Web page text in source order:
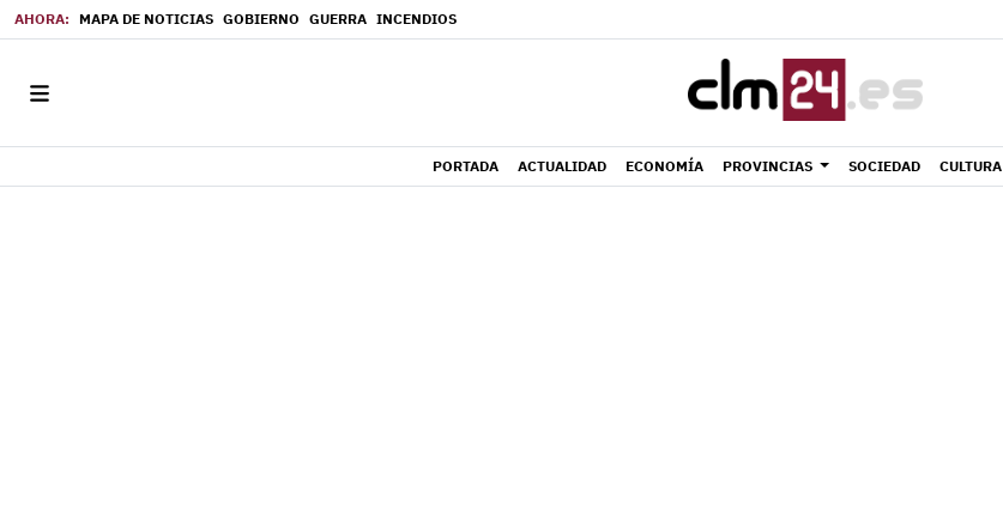
MAPA DE NOTICIAS GOBIERNO GUERRA INCENDIOS
PORTADA ACTUALIDAD ECONOMÍA PROVINCIAS SOCIEDAD CULTURA